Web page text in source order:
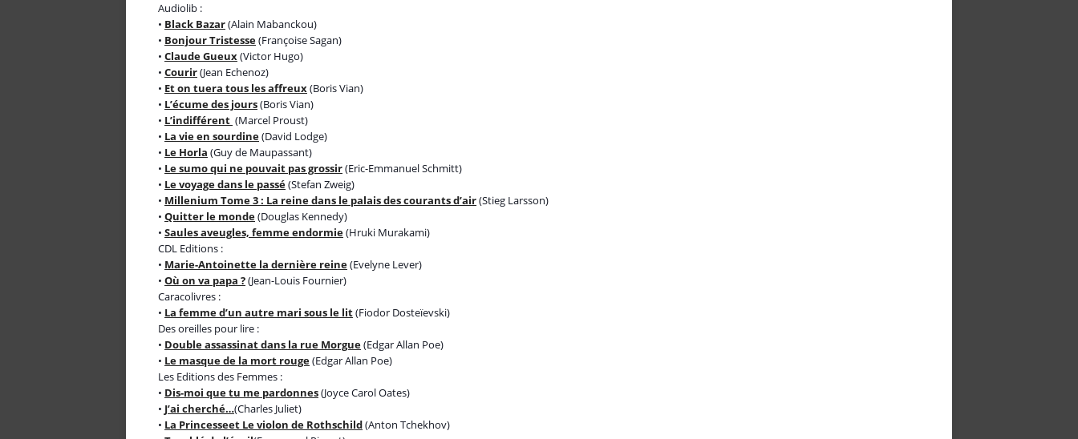
Audiolib :
• Black Bazar(Alain Mabanckou)
• Bonjour Tristesse(Françoise Sagan)
• Claude Gueux(Victor Hugo)
• Courir(Jean Echenoz)
• Et on tuera tous les affreux(Boris Vian)
• L’écume des jours(Boris Vian)
• L’indifférent (Marcel Proust)
• La vie en sourdine(David Lodge)
• Le Horla (Guy de Maupassant)
• Le sumo qui ne pouvait pas grossir(Eric-Emmanuel Schmitt)
• Le voyage dans le passé(Stefan Zweig)
• Millenium Tome 3 : La reine dans le palais des courants d’air(Stieg Larsson)
• Quitter le monde(Douglas Kennedy)
• Saules aveugles, femme endormie(Hruki Murakami)
CDL Editions :
• Marie-Antoinette la dernière reine(Evelyne Lever)
• Où on va papa ?(Jean-Louis Fournier)
Caracolivres :
• La femme d’un autre mari sous le lit(Fiodor Dosteïevski)
Des oreilles pour lire :
• Double assassinat dans la rue Morgue(Edgar Allan Poe)
• Le masque de la mort rouge(Edgar Allan Poe)
Les Editions des Femmes :
• Dis-moi que tu me pardonnes(Joyce Carol Oates)
• J’ai cherché…(Charles Juliet)
• La Princesseet Le violon de Rothschild(Anton Tchekhov)